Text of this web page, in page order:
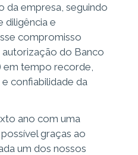
da empresa, seguindo
diligência e
compromisso
do Banco
em tempo recorde,
confiabilidade da
ano com uma
graças ao
um dos nossos